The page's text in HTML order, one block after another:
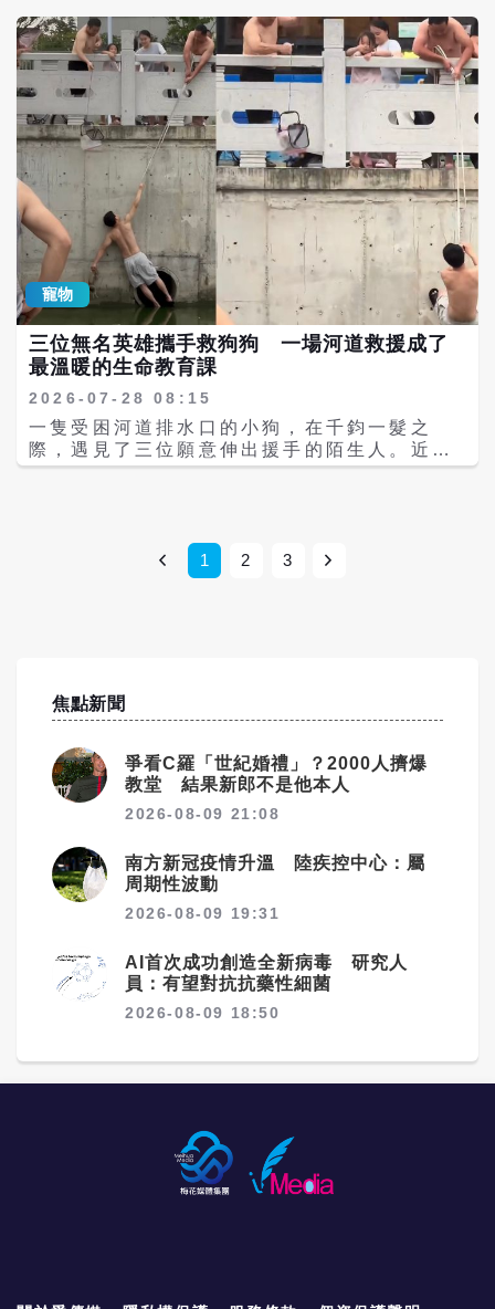
影片觀察，該個體體型相對較小，相較大型鬚
鯨更容易保存骨骼。他指出，一般做法可先完
成病理解剖及樣本採集，再依法掩埋自然分
解。約一年後重新挖掘骨骼，經清洗、去脂及
乾燥後，即可製作完整骨骼標本，供博物館典
藏與展示。 王敏幹也提醒，目前影片畫質有
限，尚不足以確認物種，因此仍應透過正式科
學鑑定後，再決定後續研究方向。 海洋保育研
究人員指出，珍稀深海鯨類擱淺事件十分罕
見，每一頭個體都可能提供大量無法透過海上
觀測取得的科學資料。 因此，建議未來建立完
整標準作業程序，在確保公共衛生安全前提
下，優先完成影像紀錄、病理解剖、DNA採
樣、組織保存及骨骼典藏，再依法進行無害化
處理，讓遺憾的擱淺事件，轉化為長期海洋保
育與生態研究的重要資源。
紀錄，一胎順利生下5隻幼虎且全部存活，打
破野生東北虎一般每胎僅2至3隻幼虎的紀錄，
也因此被網友暱稱為「英雄虎媽」。 東北虎豹
國家公園琿春分局表示，「英雄虎媽」能成功
育成5隻幼虎，主要歸因於棲地環境持續改
善、獵物資源充足，以及巡護與智慧監測系統
全天候運作，大幅降低人為干擾。近年馬鹿、
梅花鹿、狍等主要獵物族群穩定增加，也提供
母虎育幼期間所需的充足食物來源。 另一方
面，由於琿春地區野生東北虎密度持續提高，
人虎共存也成為保育工作的重點。當地已建置
人虎衝突即時預警系統，透過科技監測及社區
通報機制，降低野生虎隻進入聚落及人獸衝突
的風險，朝向生態保育與居民安全兼顧的目標
邁進。
與野生動物共存的管理挑戰。 南京市紅山森林
動物園野生動物救援中心主管陳月龍表示，野
豬進入城市後，由於環境陌生，容易迷失方向
而四處亂竄，牠們通常不會主動攻擊人，但若
受到驚嚇、遭到驅趕或圍堵，便可能因防衛本
能而發動衝撞。他提醒民眾，遇見野豬時應保
持距離，不要靠近、挑釁、餵食或大聲喧嘩，
避讓才是最安全的做法。 一豬二熊三老虎 野
豬獠牙可長達12公分 專家指出，成年野豬體
型壯碩，獠牙可長達約12公分，奔跑速度最高
可達每小時40公里，一旦高速衝撞，足以造成
嚴重傷害。中國民間也流傳「一豬二熊三老
虎」的俗諺，形容野豬在野外具有相當高的危
險性，提醒民眾切勿掉以輕心。 近兩年來，南
京多次傳出野豬現身市區或公共場所。2026年
5月，一隻在紫金山落單的小野豬因體型嬌
登上社群平台熱搜。不過，野生動物攝影師指
出，大批遊客近距離圍觀、拍照甚至企圖觸
摸、餵食，不僅可能造成野豬高度緊迫，也增
擴大。2025年8月，有民眾利用空拍機拍到6
相關單位調查，紫金山部分區域2021年野豬密
度曾高達每平方公里9隻，經過連續多年族群
於建議的每平方公里2隻標準。官方估計，南
京全市野豬數量已超過5,000隻，局部地區生
態承載量仍面臨壓力。 專家分析，南京位於丘
化，加上缺乏虎、狼等大型天敵，野豬繁殖速
度快，族群持續增加，導致人獸衝突事件愈來
愈頻繁，不僅造成農作物損失，也增加交通及
公共安全風險。 為降低衝突，南京目前已建立
變機制，接獲通報後會視情況採取驅離、麻醉
捕捉等方式處理，並推動野生動物致害保險制
度。不過，由於野豬捕捉困難、成本高昂，過
寵物
三位無名英雄攜手救狗狗 一場河道救援成了
最溫暖的生命教育課
2026-07-28 08:15
一隻受困河道排水口的小狗，在千鈞一髮之
際，遇見了三位願意伸出援手的陌生人。近
日，江蘇蘇州（部分陸媒報導為常熟）發生一
不猶豫停下腳步，以默契十足的合作，成功將
小狗平安救回岸上，也感動無數網友。 荔枝新
索一起將受困的小生命穩穩吊起。三人沒有多
餘言語，只靠彼此的默契與信任，最終順利將
下畫面，直呼：「好帥的背影！」 獲救的小狗
重返安全地面後，讓圍觀民眾終於鬆了一口
氣。一名帶著孩子在場的小女孩親眼見證整個
救援過程，許多網友認為，這堂沒有課本的生
命教育，比任何說教都更加深刻。有人留言表
示：「真正的男子漢，不只是有結實的臂膀，
更有柔軟善良的心。」也有人感動地說：「小
狗最危急的時刻，英雄不是一個人，而是所有
地暴雨成災，各地也接連傳出溫暖的救援故
事。約7月20日前後，遼寧瀋陽有幾位熱心大
爺為了救出跌落約兩公尺深水渠的小狗，先嘗
試以塑膠椅搭橋失敗，最後乾脆合力將牠拉回
即使擔心上班遲到，仍毫不猶豫停下腳步施
普通人在看見生命需要幫助時，選擇伸出雙
手。正因如此，這些無名善舉格外令人動容，
也提醒著人們：善良或許只是短短幾分鐘，卻
足以改變一個生命的命運，並讓更多人相信，
1 2 3
焦點新聞
爭看C羅「世紀婚禮」？2000人擠爆
教堂 結果新郎不是他本人
2026-08-09 21:08
南方新冠疫情升溫 陸疾控中心：屬
周期性波動
2026-08-09 19:31
AI首次成功創造全新病毒 研究人
員：有望對抗抗藥性細菌
2026-08-09 18:50